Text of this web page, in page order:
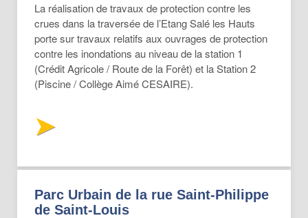
La réalisation de travaux de protection contre les
crues dans la traversée de l’Etang Salé les Hauts
porte sur travaux relatifs aux ouvrages de protection
contre les inondations au niveau de la station 1
(Crédit Agricole / Route de la Forêt) et la Station 2
(Piscine / Collège Aimé CESAIRE).
Parc Urbain de la rue Saint-Philippe
de Saint-Louis